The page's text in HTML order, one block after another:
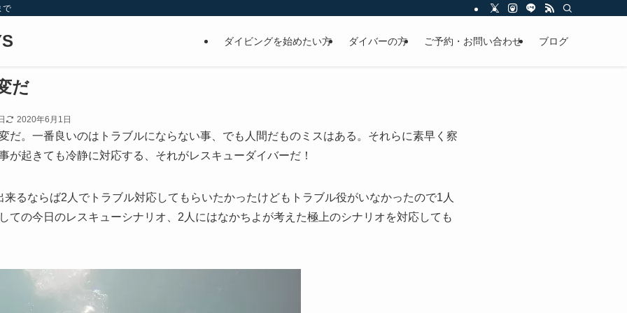
で
ダイビングを始めたい方 ダイバーの方 ご予約・お問い合わせ ブログ
だ
2020年6月1日
だ。一番良いのはトラブルにならない事、でも人間だものミスはある。それらに素早く察
が起きても冷静に対応する、それがレスキューダイバーだ！
るならば2人でトラブル対応してもらいたかったけどもトラブル役がいなかったので1人
ての今日のレスキューシナリオ、2人にはなかちよが考えた極上のシナリオを対応しても